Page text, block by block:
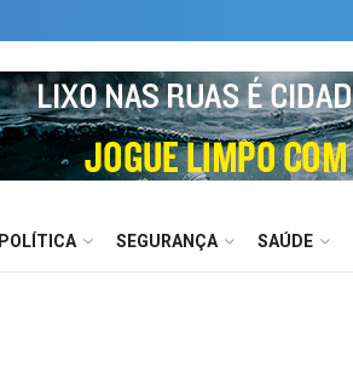
POLÍTICA SEGURANÇA SAÚDE